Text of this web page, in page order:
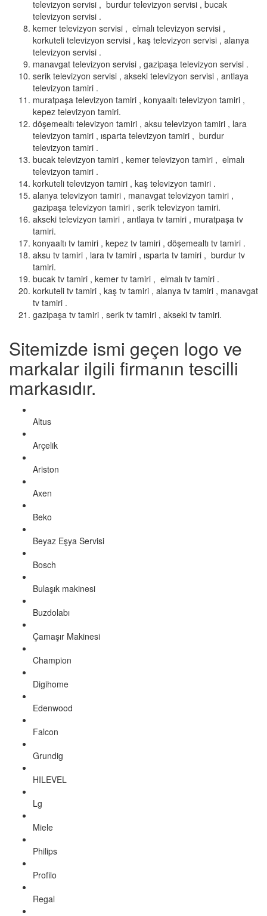
televizyon servisi , burdur televizyon servisi , bucak
televizyon servisi .
kemer televizyon servisi , elmalı televizyon servisi ,
korkuteli televizyon servisi , kaş televizyon servisi , alanya
televizyon servisi .
manavgat televizyon servisi , gazipaşa televizyon servisi .
serik televizyon servisi , akseki televizyon servisi , antlaya
televizyon tamiri .
muratpaşa televizyon tamiri , konyaaltı televizyon tamiri ,
kepez televizyon tamiri.
döşemealtı televizyon tamiri , aksu televizyon tamiri , lara
televizyon tamiri , ısparta televizyon tamiri , burdur
televizyon tamiri .
bucak televizyon tamiri , kemer televizyon tamiri , elmalı
televizyon tamiri .
korkuteli televizyon tamiri , kaş televizyon tamiri .
alanya televizyon tamiri , manavgat televizyon tamiri ,
gazipaşa televizyon tamiri , serik televizyon tamiri.
akseki televizyon tamiri , antlaya tv tamiri , muratpaşa tv
tamiri.
konyaaltı tv tamiri , kepez tv tamiri , döşemealtı tv tamiri .
aksu tv tamiri , lara tv tamiri , ısparta tv tamiri , burdur tv
tamiri.
bucak tv tamiri , kemer tv tamiri , elmalı tv tamiri .
korkuteli tv tamiri , kaş tv tamiri , alanya tv tamiri , manavgat
tv tamiri .
gazipaşa tv tamiri , serik tv tamiri , akseki tv tamiri.
Sitemizde ismi geçen logo ve
markalar ilgili firmanın tescilli
markasıdır.
Altus
Arçelik
Ariston
Axen
Beko
Beyaz Eşya Servisi
Bosch
Bulaşık makinesi
Buzdolabı
Çamaşır Makinesi
Champion
Digihome
Edenwood
Falcon
Grundig
HILEVEL
Lg
Miele
Philips
Profilo
Regal